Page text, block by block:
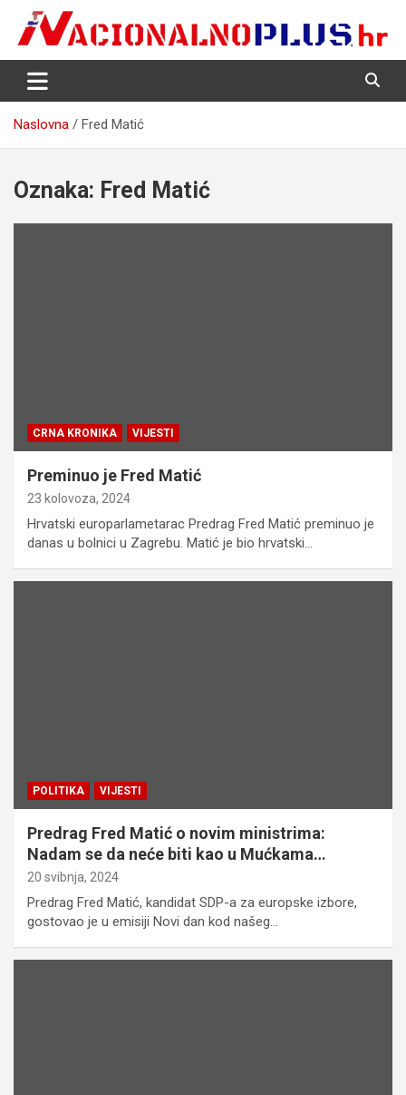
content
NacionalnoPlus.hr
Nacija želi znati više
Naslovna Fred Matić
Oznaka: Fred Matić
CRNA KRONIKA VIJESTI
Preminuo je Fred Matić
23 kolovoza, 2024
Hrvatski europarlametarac Predrag Fred Matić preminuo je
danas u bolnici u Zagrebu. Matić je bio hrvatski…
POLITIKA VIJESTI
Predrag Fred Matić o novim ministrima:
Nadam se da neće biti kao u Mućkama…
20 svibnja, 2024
Predrag Fred Matić, kandidat SDP-a za europske izbore,
gostovao je u emisiji Novi dan kod našeg…